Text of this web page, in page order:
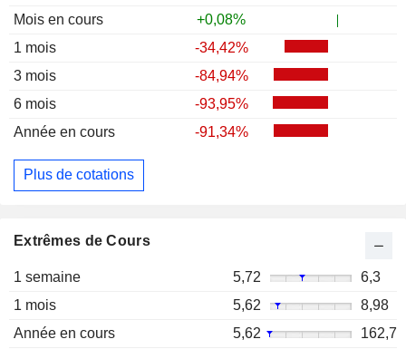
Mois en cours
+0,08%
1 mois
-34,42%
3 mois
-84,94%
6 mois
-93,95%
Année en cours
-91,34%
Plus de cotations
Extrêmes de Cours
1 semaine 5,72
6,3
1 mois
5,62
8,98
Année en cours
5,62
162,7